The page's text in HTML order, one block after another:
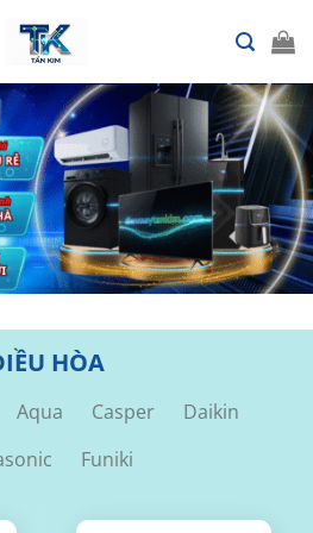
HÒA
Aqua Casper
Daikin
Funiki